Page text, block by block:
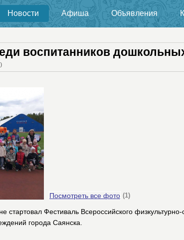
Новости Афиша Объявления
воспитанников
Посмотреть все фото (1)
стартовал Фестиваль Всероссийского
города Саянска.